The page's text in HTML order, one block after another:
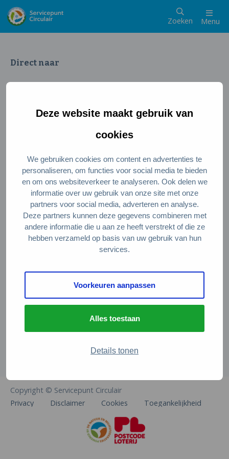
Deze website maakt gebruik van
cookies
We gebruiken cookies om content en advertenties te
personaliseren, om functies voor social media te bieden
en om ons websiteverkeer te analyseren. Ook delen we
informatie over uw gebruik van onze site met onze
partners voor social media, adverteren en analyse.
Deze partners kunnen deze gegevens combineren met
andere informatie die u aan ze heeft verstrekt of die ze
hebben verzameld op basis van uw gebruik van hun
services.
Voorkeuren aanpassen
Alles toestaan
Details tonen
Zoeken Menu
Direct naar
Wat is een circulaire samenleving
Meedoen als ondernemer
Circulaire producten en diensten
Wie zijn wij?
Over ons
Stel je vraag
Servicepunt Team
Veelgestelde vragen
De Natuur en Milieufederaties
Arthur van Schendelstraat 600
info@natuurenmilieufederaties.nl
Copyright © Servicepunt Circulair
Privacy
Disclaimer Cookies Toegankelijkheid